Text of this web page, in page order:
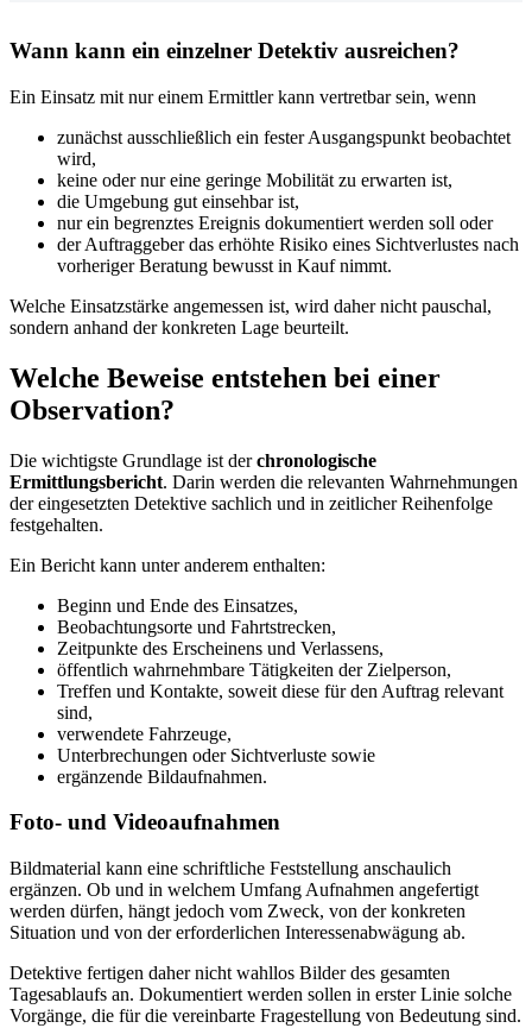
Wann kann ein einzelner Detektiv ausreichen?
Ein Einsatz mit nur einem Ermittler kann vertretbar sein, wenn
zunächst ausschließlich ein fester Ausgangspunkt beobachtet
wird,
keine oder nur eine geringe Mobilität zu erwarten ist,
die Umgebung gut einsehbar ist,
nur ein begrenztes Ereignis dokumentiert werden soll oder
der Auftraggeber das erhöhte Risiko eines Sichtverlustes nach
vorheriger Beratung bewusst in Kauf nimmt.
Welche Einsatzstärke angemessen ist, wird daher nicht pauschal,
sondern anhand der konkreten Lage beurteilt.
Welche Beweise entstehen bei einer
Observation?
Die wichtigste Grundlage ist derchronologische
Ermittlungsbericht. Darin werden die relevanten Wahrnehmungen
der eingesetzten Detektive sachlich und in zeitlicher Reihenfolge
festgehalten.
Ein Bericht kann unter anderem enthalten:
Beginn und Ende des Einsatzes,
Beobachtungsorte und Fahrtstrecken,
Zeitpunkte des Erscheinens und Verlassens,
öffentlich wahrnehmbare Tätigkeiten der Zielperson,
Treffen und Kontakte, soweit diese für den Auftrag relevant
sind,
verwendete Fahrzeuge,
Unterbrechungen oder Sichtverluste sowie
ergänzende Bildaufnahmen.
Foto- und Videoaufnahmen
Bildmaterial kann eine schriftliche Feststellung anschaulich
ergänzen. Ob und in welchem Umfang Aufnahmen angefertigt
werden dürfen, hängt jedoch vom Zweck, von der konkreten
Situation und von der erforderlichen Interessenabwägung ab.
Detektive fertigen daher nicht wahllos Bilder des gesamten
Tagesablaufs an. Dokumentiert werden sollen in erster Linie solche
Vorgänge, die für die vereinbarte Fragestellung von Bedeutung sind.